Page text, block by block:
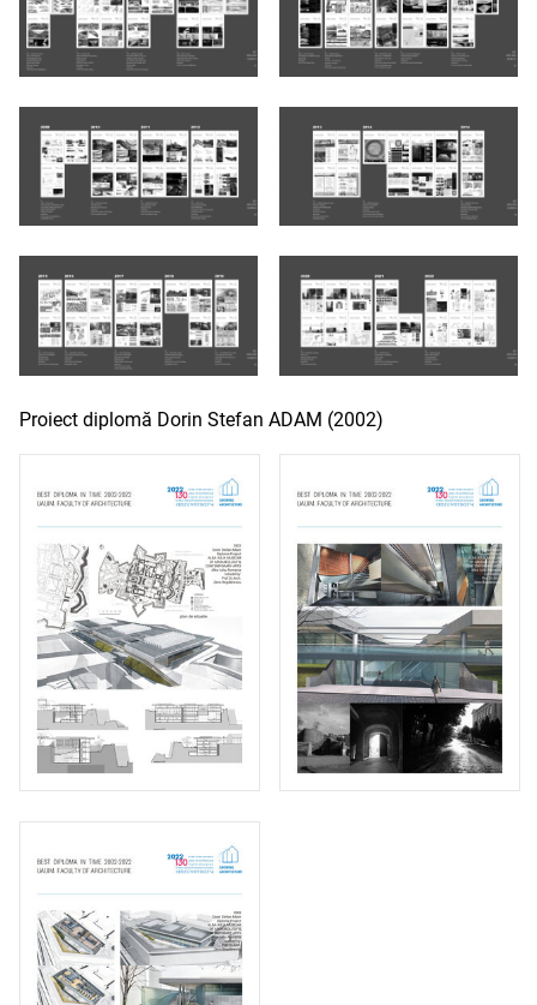
Proiect diplomă Dorin Stefan ADAM (2002)